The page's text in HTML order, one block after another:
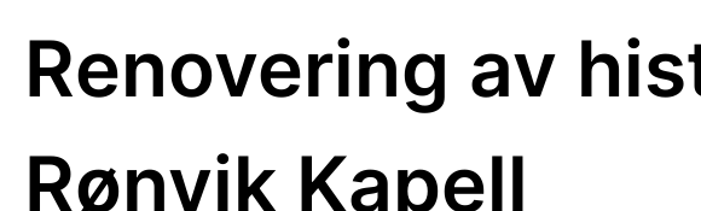
Renovering av
Rønvik Kapell